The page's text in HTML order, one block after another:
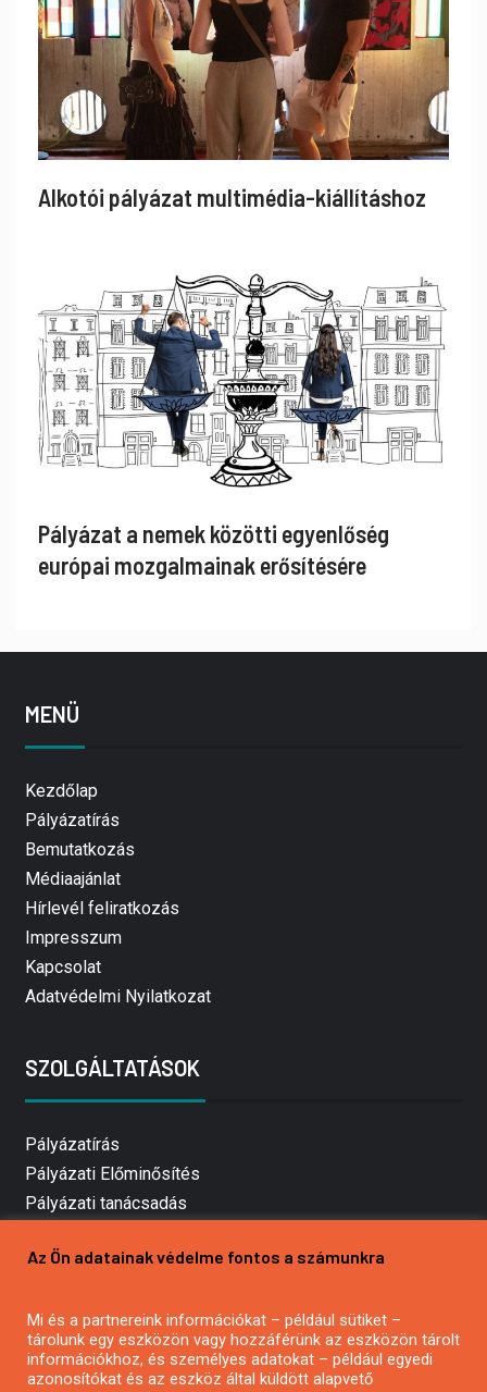
Alkotói pályázat multimédia-kiállításhoz
Pályázat a nemek közötti egyenlőség
európai mozgalmainak erősítésére
MENÜ
Kezdőlap
Pályázatírás
Bemutatkozás
Médiaajánlat
Hírlevél feliratkozás
Impresszum
Kapcsolat
Adatvédelmi Nyilatkozat
SZOLGÁLTATÁSOK
Pályázatírás
Pályázati Előminősítés
Pályázati tanácsadás
Mezőgazdasági pályázatírás
Pályázatírás civil szervezeteknek
Pályázatírás önkormányzatoknak
Pályázatfigyelés
Az Ön adatainak védelme fontos a számunkra
Mi és a partnereink információkat – például sütiket –
tárolunk egy eszközön vagy hozzáférünk az eszközön tárolt
információkhoz, és személyes adatokat – például egyedi
azonosítókat és az eszköz által küldött alapvető